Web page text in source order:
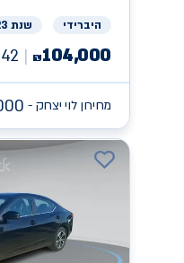
היברידי שנת 2023
₪104,000
מחירון לוי יצחק -